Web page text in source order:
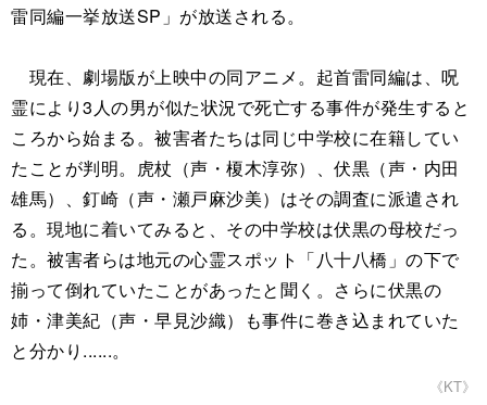
雷同編一挙放送SP」が放送される。
現在、劇場版が上映中の同アニメ。起首雷同編は、呪
霊により3人の男が似た状況で死亡する事件が発生すると
ころから始まる。被害者たちは同じ中学校に在籍してい
たことが判明。虎杖（声・榎木淳弥）、伏黒（声・内田
雄馬）、釘崎（声・瀬戸麻沙美）はその調査に派遣され
る。現地に着いてみると、その中学校は伏黒の母校だっ
た。被害者らは地元の心霊スポット「八十八橋」の下で
揃って倒れていたことがあったと聞く。さらに伏黒の
姉・津美紀（声・早見沙織）も事件に巻き込まれていた
と分かり......。
《KT》